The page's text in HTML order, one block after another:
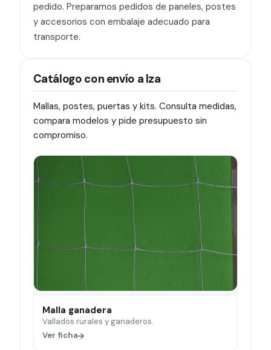
pedido. Preparamos pedidos de paneles, postes
y accesorios con embalaje adecuado para
transporte.
Catálogo con envío a Iza
Mallas, postes, puertas y kits. Consulta medidas,
compara modelos y pide presupuesto sin
compromiso.
Malla ganadera
Vallados rurales y ganaderos.
Ver ficha